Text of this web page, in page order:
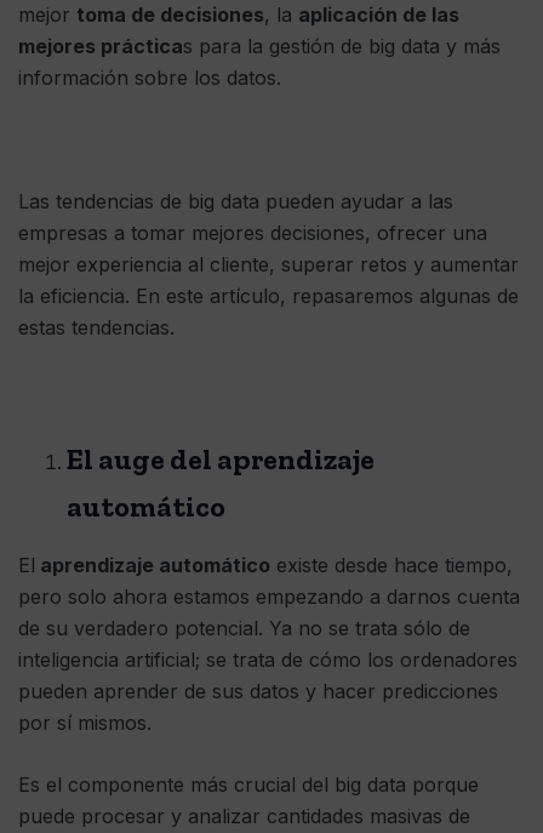
mejor toma de decisiones, la aplicación de las
mejores prácticas para la gestión de big data y más
información sobre los datos.
Las tendencias de big data pueden ayudar a las
empresas a tomar mejores decisiones, ofrecer una
mejor experiencia al cliente, superar retos y aumentar
la eficiencia. En este artículo, repasaremos algunas de
estas tendencias.
El auge del aprendizaje
automático
El aprendizaje automático existe desde hace tiempo,
pero solo ahora estamos empezando a darnos cuenta
de su verdadero potencial. Ya no se trata sólo de
inteligencia artificial; se trata de cómo los ordenadores
pueden aprender de sus datos y hacer predicciones
por sí mismos.
Es el componente más crucial del big data porque
puede procesar y analizar cantidades masivas de